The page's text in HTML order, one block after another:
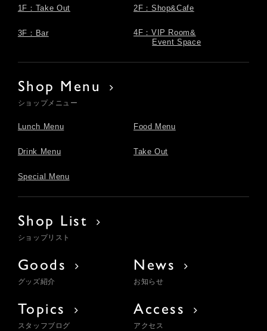
1F：Take Out 2F：Shop&Cafe
3F：Bar
4F：VIP Room&
Event Space
Shop Menu
ショップメニュー
Lunch Menu Food Menu
Drink Menu Take Out
Special Menu
Shop List
ショップリスト
Goods
グッズ紹介
News
お知らせ
Topics
スタッフブログ
Access
アクセス